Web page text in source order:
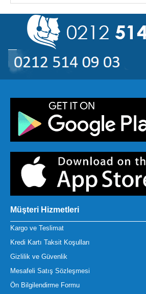
Müşteri Hizmetleri
Kargo ve Teslimat
Kredi Kartı Taksit Koşulları
Gizlilik ve Güvenlik
Mesafeli Satış Sözleşmesi
Ön Bilgilendirme Formu